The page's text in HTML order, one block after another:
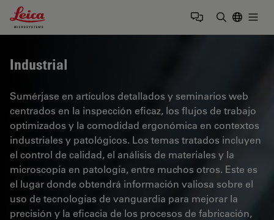
Leica Microsystems Logo
Industrial
Sumérjase en artículos detallados y seminarios web
centrados en la inspección eficaz, los flujos de trabajo
optimizados y la comodidad ergonómica en contextos
industriales y patológicos. Los temas tratados incluyen
el control de calidad, el análisis de materiales y la
microscopía en patología, entre muchos otros. Este es
el lugar donde obtendrá información valiosa sobre el
uso de tecnologías de vanguardia para mejorar la
precisión y la eficacia de los procesos de fabricación,